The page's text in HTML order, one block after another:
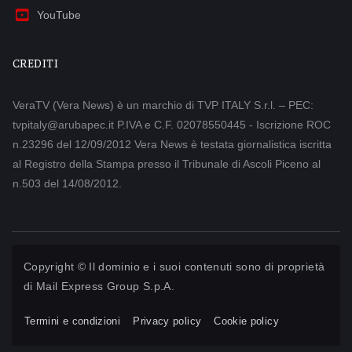
YouTube
CREDITI
VeraTV (Vera News) è un marchio di TVP ITALY S.r.l. – PEC:
tvpitaly@arubapec.it P.IVA e C.F. 02078550445 - Iscrizione ROC
n.23296 del 12/09/2012 Vera News è testata giornalistica iscritta
al Registro della Stampa presso il Tribunale di Ascoli Piceno al
n.503 del 14/08/2012.
Copyright © Il dominio e i suoi contenuti sono di proprietà
di Mail Express Group S.p.A.
Termini e condizioni Privacy policy Cookie policy